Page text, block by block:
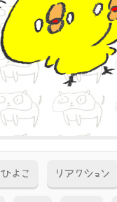
ひよこ リアクション